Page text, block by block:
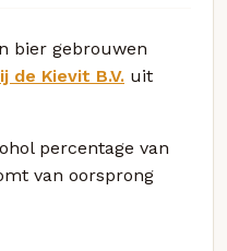
bier gebrouwen
de Kievit B.V. uit
percentage van
van oorsprong